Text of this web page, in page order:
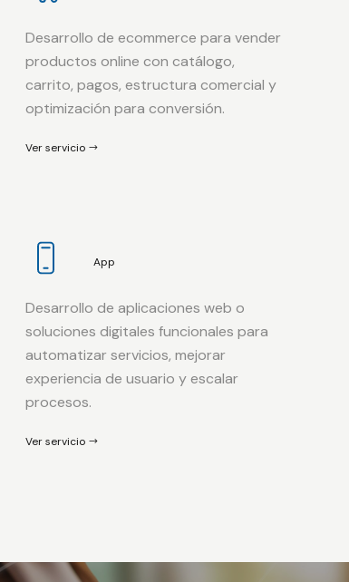
Desarrollo de ecommerce para vender
productos online con catálogo,
carrito, pagos, estructura comercial y
optimización para conversión.
Ver servicio
App
Desarrollo de aplicaciones web o
soluciones digitales funcionales para
automatizar servicios, mejorar
experiencia de usuario y escalar
procesos.
Ver servicio